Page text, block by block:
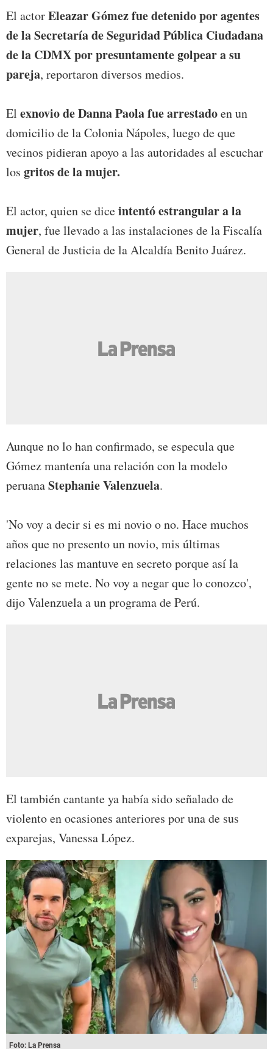
El actorEleazar Gómezfue detenido por agentes
de la Secretaría de Seguridad Pública Ciudadana
de la CDMX por presuntamente golpear a su
pareja, reportaron diversos medios.
El exnovio de Danna Paola fue arrestadoen un
domicilio de la Colonia Nápoles, luego de que
vecinos pidieran apoyo a las autoridades al escuchar
los gritos de la mujer.
El actor, quien se diceintentó estrangular a la
mujer, fue llevado a las instalaciones de la Fiscalía
General de Justicia de la Alcaldía Benito Juárez.
Aunque no lo han confirmado, se especula que
Gómez mantenía una relación con la modelo
peruanaStephanie Valenzuela.
'No voy a decir si es mi novio o no. Hace muchos
años que no presento un novio, mis últimas
relaciones las mantuve en secreto porque así la
gente no se mete. No voy a negar que lo conozco',
dijo Valenzuela a un programa de Perú.
El también cantante ya había sido señalado de
violento en ocasiones anteriores por una de sus
exparejas, Vanessa López.
Foto: La Prensa